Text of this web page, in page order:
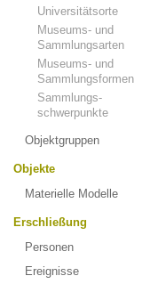
Universitätsorte
Museums- und
Sammlungsarten
Museums- und
Sammlungsformen
Sammlungs-
schwerpunkte
Objektgruppen
Objekte
Materielle Modelle
Erschließung
Personen
Ereignisse